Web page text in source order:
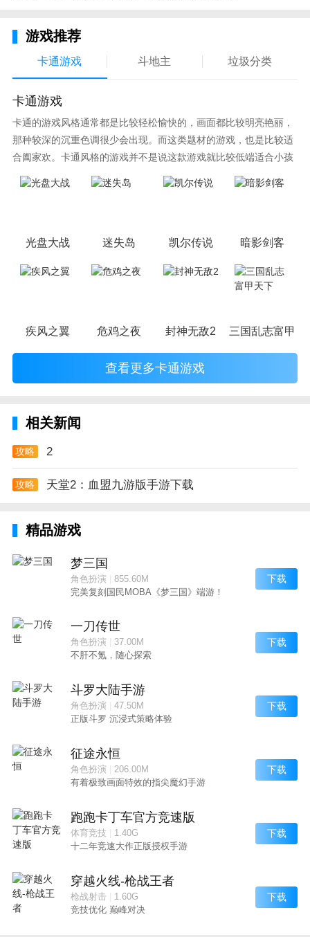
游戏推荐
卡通游戏 斗地主 垃圾分类
卡通游戏
卡通的游戏风格通常都是比较轻松愉快的，画面都比较明亮艳丽，
那种较深的沉重色调很少会出现。而这类题材的游戏，也是比较适
合阖家欢。卡通风格的游戏并不是说这款游戏就比较低端适合小孩
子玩，因为很多游戏厂商会故意把游戏中添加进入卡通元素，这也
光盘大战 迷失岛 凯尔传说 暗影剑客
疾风之翼 危鸡之夜 封神无敌2 三国乱志富甲天
查看更多卡通游戏
相关新闻
攻略 2
攻略 天堂2：血盟九游版手游下载
精品游戏
梦三国
角色扮演| 855.60M
完美复刻国民MOBA《梦三国》端游！
下载
一刀传世
角色扮演| 37.00M
不肝不氪，随心探索
下载
斗罗大陆手游
角色扮演| 47.50M
正版斗罗 沉浸式策略体验
下载
征途永恒
角色扮演| 206.00M
有着极致画面特效的指尖魔幻手游
下载
跑跑卡丁车官方竞速版
体育竞技
1.40G
十二年竞速大作正版授权手游
下载
穿越火线-枪战王者
枪战射击
1.60G
竞技优化 巅峰对决
下载